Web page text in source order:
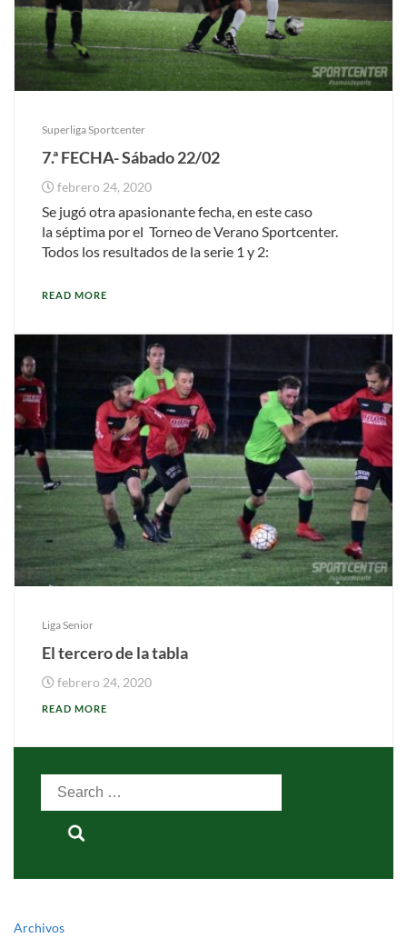
Superliga Sportcenter
7.ª FECHA- Sábado 22/02
febrero 24, 2020
Se jugó otra apasionante fecha, en este caso
la séptima por el Torneo de Verano Sportcenter.
Todos los resultados de la serie 1 y 2:
READ MORE
Liga Senior
El tercero de la tabla
febrero 24, 2020
READ MORE
Search
Archivos